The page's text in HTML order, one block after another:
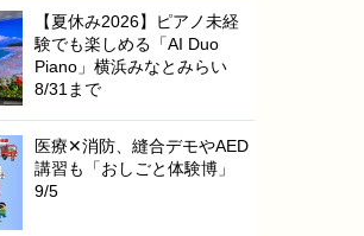
【夏休み2026】ピアノ未経
験でも楽しめる「AI Duo
Piano」横浜みなとみらい
8/31まで
医療✕消防、縫合デモやAED
講習も「おしごと体験博」
9/5